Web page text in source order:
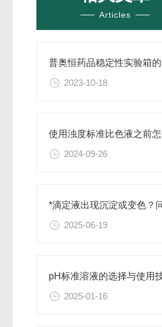
Articles
普奥恒药品稳定性实验箱
2023-10-18
2024-09-26
2025-06-19
pH标准溶液的选择与使用
2025-01-16